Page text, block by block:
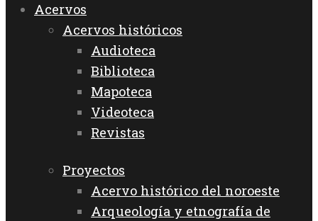
Acervos
Acervos históricos
Audioteca
Biblioteca
Mapoteca
Videoteca
Revistas
Proyectos
Acervo histórico del noroeste
Arqueología y etnografía de